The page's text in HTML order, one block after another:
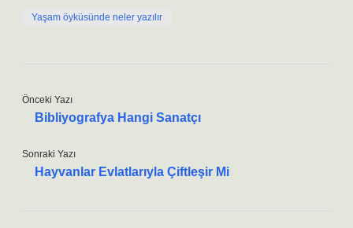
Yaşam öyküsünde neler yazılır
Önceki Yazı
Bibliyografya Hangi Sanatçı
Sonraki Yazı
Hayvanlar Evlatlarıyla Çiftleşir Mi